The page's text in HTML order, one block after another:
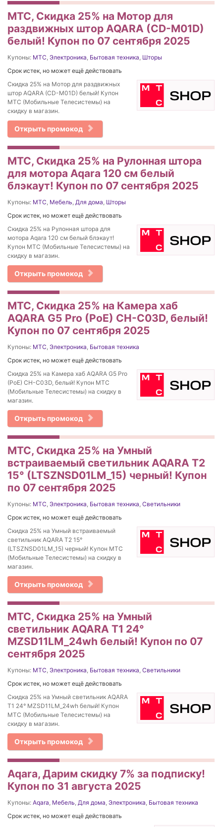
МТС, Скидка 25% на Мотор для
раздвижных штор AQARA (CD-M01D)
белый! Купон по 07 сентября 2025
Купоны: МТС, Электроника, Бытовая техника, Шторы
Срок истек, но может ещё действовать
Скидка 25% на Мотор для раздвижных
штор AQARA (CD-M01D) белый! Купон
МТС (Мобильные Телесистемы) на
скидку в магазин.
Открыть промокод
МТС, Скидка 25% на Рулонная штора
для мотора Aqara 120 см белый
блэкаут! Купон по 07 сентября 2025
Купоны: МТС, Мебель, Для дома, Шторы
Срок истек, но может ещё действовать
Скидка 25% на Рулонная штора для
мотора Aqara 120 см белый блэкаут!
Купон МТС (Мобильные Телесистемы) на
скидку в магазин.
Открыть промокод
МТС, Скидка 25% на Камера хаб
AQARA G5 Pro (PoE) CH-C03D, белый!
Купон по 07 сентября 2025
Купоны: МТС, Электроника, Бытовая техника
Срок истек, но может ещё действовать
Скидка 25% на Камера хаб AQARA G5 Pro
(PoE) CH-C03D, белый! Купон МТС
(Мобильные Телесистемы) на скидку в
магазин.
Открыть промокод
МТС, Скидка 25% на Умный
встраиваемый светильник AQARA T2
15° (LTSZNSD01LM_15) черный! Купон
по 07 сентября 2025
Купоны: МТС, Электроника, Бытовая техника, Светильники
Срок истек, но может ещё действовать
Скидка 25% на Умный встраиваемый
светильник AQARA T2 15°
(LTSZNSD01LM_15) черный! Купон МТС
(Мобильные Телесистемы) на скидку в
магазин.
Открыть промокод
МТС, Скидка 25% на Умный
светильник AQARA T1 24°
MZSD11LM_24wh белый! Купон по 07
сентября 2025
Купоны: МТС, Электроника, Бытовая техника, Светильники
Срок истек, но может ещё действовать
Скидка 25% на Умный светильник AQARA
T1 24° MZSD11LM_24wh белый! Купон
МТС (Мобильные Телесистемы) на
скидку в магазин.
Открыть промокод
Aqara, Дарим скидку 7% за подписку!
Купон по 31 августа 2025
Купоны: Aqara, Мебель, Для дома, Электроника, Бытовая техника
Срок истек, но может ещё действовать